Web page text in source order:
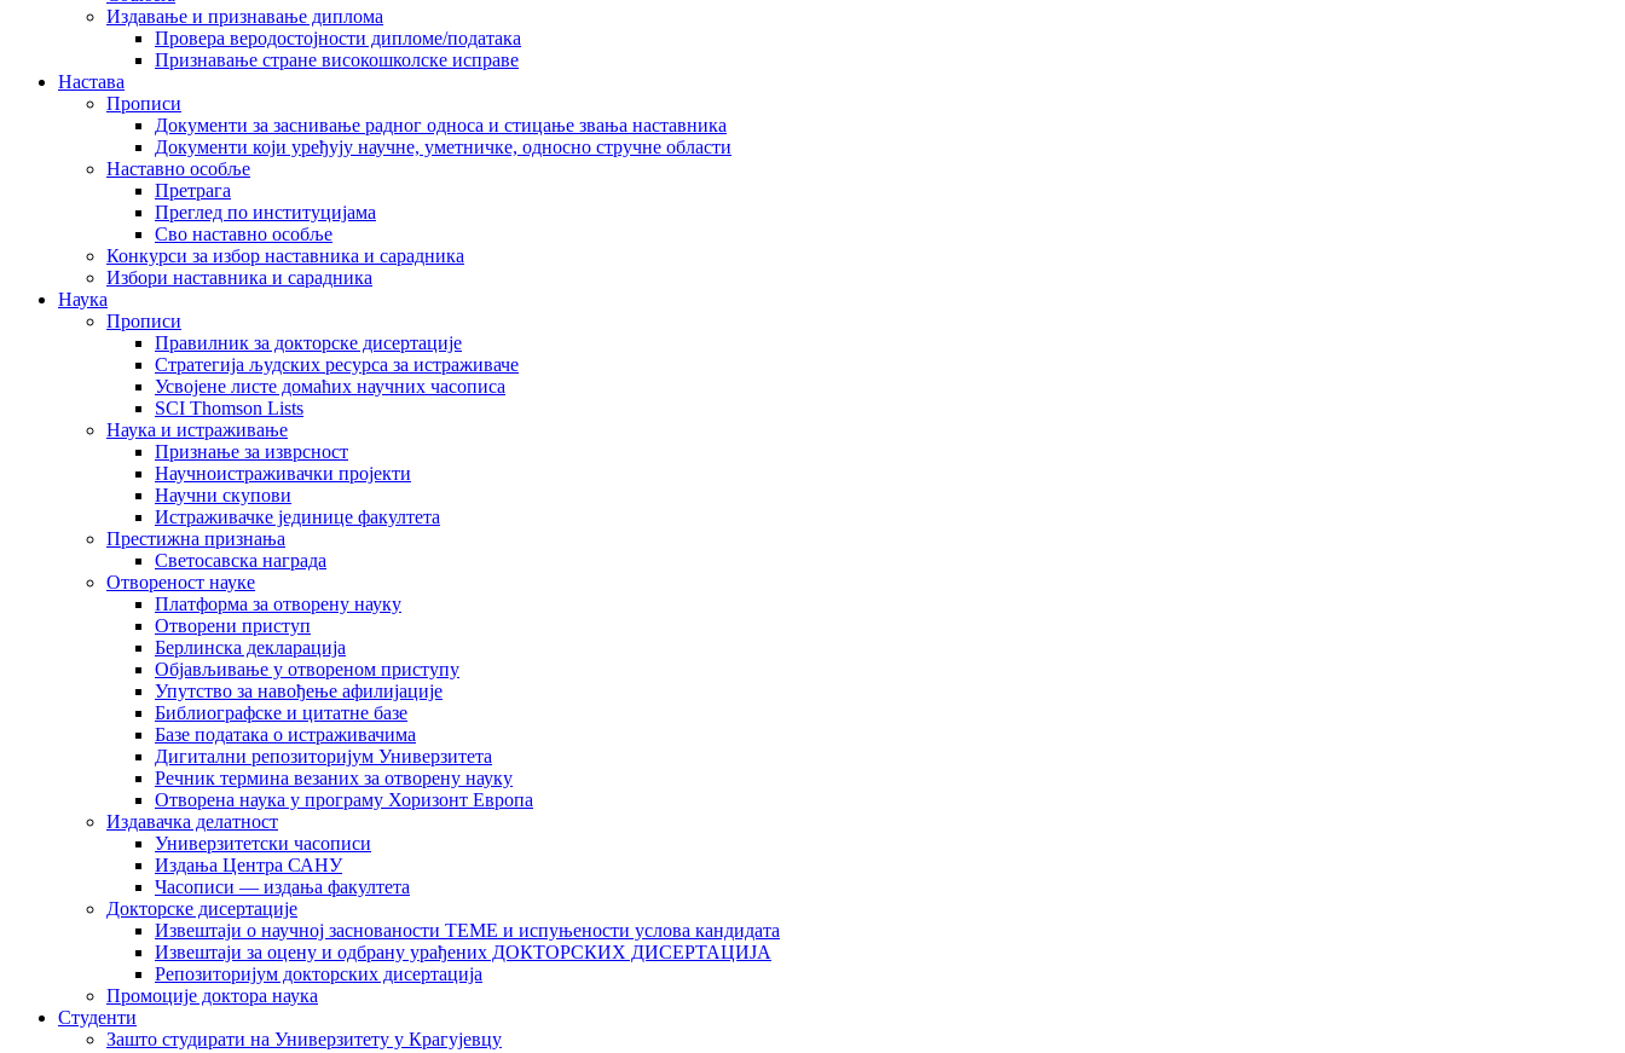
Издавање и признавање диплома
Провера веродостојности дипломе/података
Признавање стране високошколске исправе
Настава
Прописи
Документи за заснивање радног односа и стицање звања наставника
Документи који уређују научне, уметничке, односно стручне области
Наставно особље
Претрага
Преглед по институцијама
Сво наставно особље
Конкурси за избор наставника и сарадника
Избори наставника и сарадника
Наука
Прописи
Правилник за докторске дисертације
Стратегија људских ресурса за истраживаче
Усвојене листе домаћих научних часописа
SCI Thomson Lists
Наука и истраживање
Признање за изврсност
Научноистраживачки пројекти
Научни скупови
Истраживачке јединице факултета
Престижна признања
Светосавска награда
Отвореност науке
Платформа за отворену науку
Отворени приступ
Берлинска декларација
Објављивање у отвореном приступу
Упутство за навођење афилијације
Библиографске и цитатне базе
Базе података о истраживачима
Дигитални репозиторијум Универзитета
Рeчник термина везаних за отворену науку
Отворена наука у програму Хоризонт Европа
Издавачка делатност
Универзитетски часописи
Издања Центра САНУ
Часописи — издања факултета
Докторске дисертације
Извештаји о научној заснованости ТЕМЕ и испуњености услова кандидата
Извештаји за оцену и одбрану урађених ДОКТОРСКИХ ДИСЕРТАЦИЈА
Репозиторијум докторских дисертација
Промоције доктора наука
Студенти
Зашто студирати на Универзитету у Крагујевцу